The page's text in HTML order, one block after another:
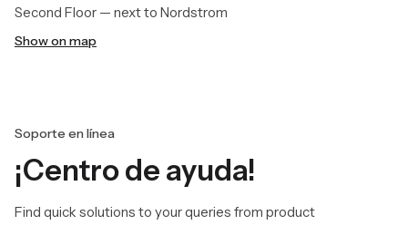
Second Floor — next to Nordstrom
Show on map
Soporte en línea
¡Centro de ayuda!
Find quick solutions to your queries from product